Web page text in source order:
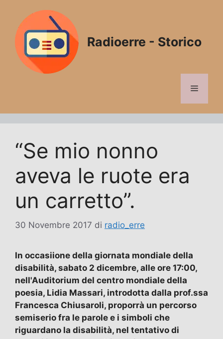
contenuto
Radioerre - Storico
Menu
“Se mio nonno
aveva le ruote era
un carretto”.
30 Novembre 2017 di radio_erre
In occasiione della giornata mondiale della
disabilità, sabato 2 dicembre, alle ore 17:00,
nell'Auditorium del centro mondiale della
poesia, Lidia Massari, introdotta dalla prof.ssa
Francesca Chiusaroli, proporrà un percorso
semiserio fra le parole e i simboli che
riguardano la disabilità, nel tentativo di